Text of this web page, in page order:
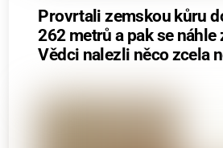
Provrtali zemskou kůru
262 metrů a pak se náhle
Vědci nalezli něco zcela